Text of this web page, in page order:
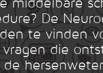
De
te vinden
die